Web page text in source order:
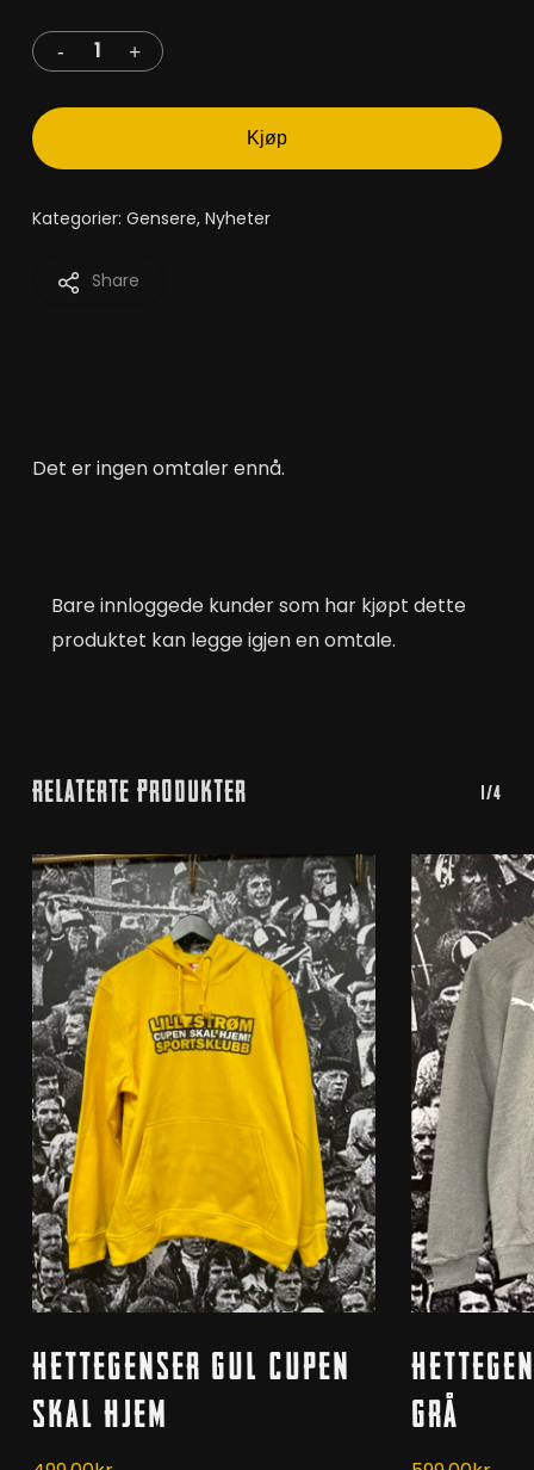
Kjøp
Kategorier: Gensere, Nyheter
Share
Det er ingen omtaler ennå.
Bare innloggede kunder som har kjøpt dette
produktet kan legge igjen en omtale.
Relaterte Produkter 1/4
produktet
har
flere
Hettegenser GUL Cupen
skal hjem
produktet
har
flere
Grå